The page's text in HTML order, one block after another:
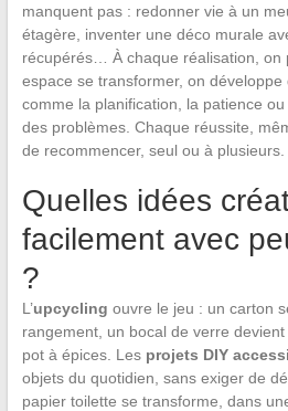
manquent pas : redonner vie à un
étagère, inventer une déco murale
récupérés… À chaque réalisation, on
espace se transformer, on développe
comme la planification, la patience
des problèmes. Chaque réussite,
de recommencer, seul ou à plusieurs.
Quelles idées
facilement avec
?
L’upcycling ouvre le jeu : un carton
rangement, un bocal de verre
pot à épices. Les projets DIY
objets du quotidien, sans exiger de
papier toilette se transforme, dans